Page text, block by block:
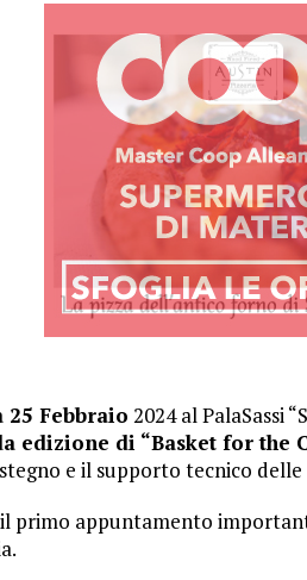
25 Febbraio 2024 al PalaSassi
edizione di “Basket for the
e il supporto tecnico
primo appuntamento